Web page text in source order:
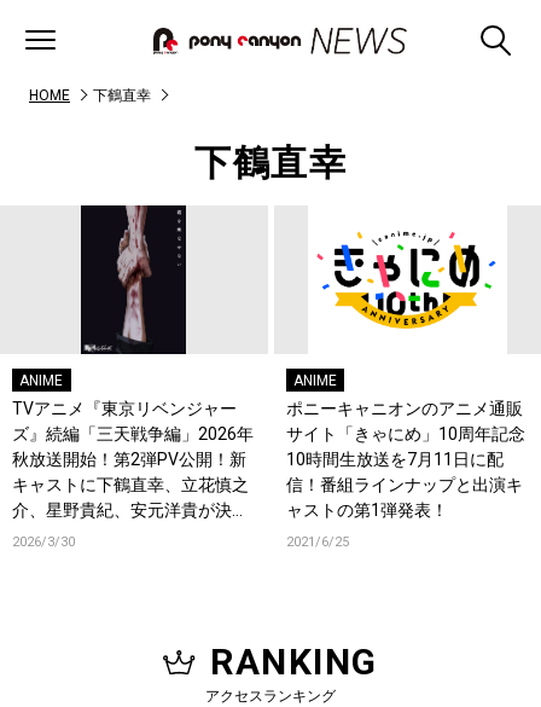
HOME 下鶴直幸
下鶴直幸
ANIME
TVアニメ『東京リベンジャー
ズ』続編「三天戦争編」2026年
秋放送開始！第2弾PV公開！新
キャストに下鶴直幸、立花慎之
介、星野貴紀、安元洋貴が決
定！
2026/3/30
ANIME
ポニーキャニオンのアニメ通販
サイト「きゃにめ」10周年記念
10時間生放送を7月11日に配
信！番組ラインナップと出演キ
ャストの第1弾発表！
2021/6/25
RANKING
アクセスランキング